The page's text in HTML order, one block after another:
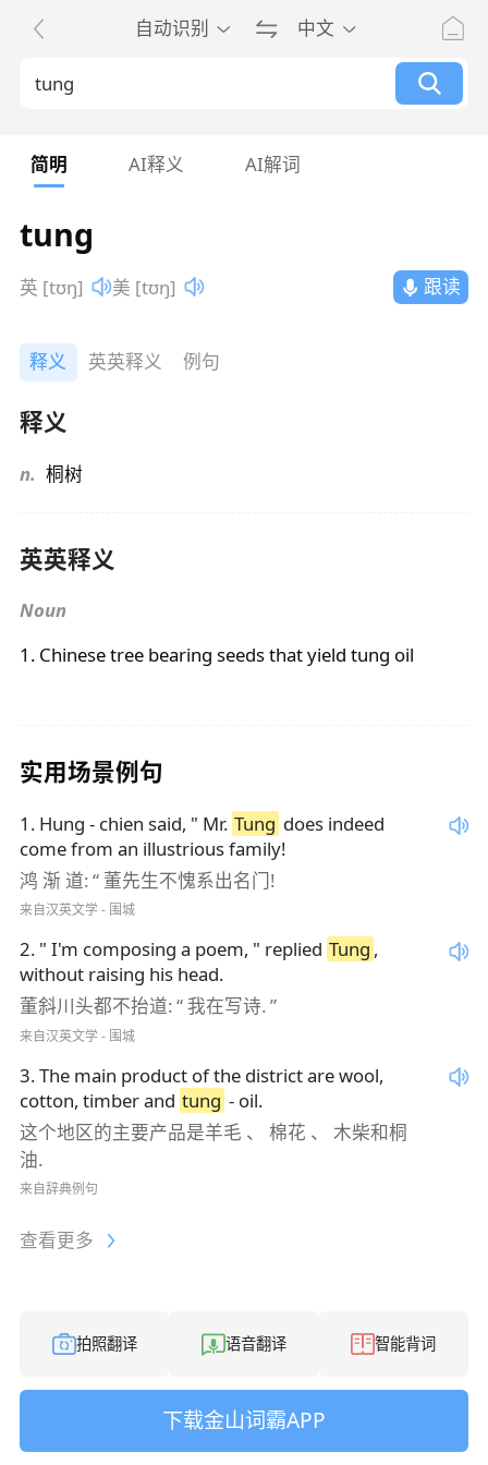
自动识别 中文
简明 AI释义 AI解词
tung
英 [tʊŋ] 美 [tʊŋ] 跟读
释义 英英释义 例句
释义
n. 桐树
英英释义
Noun
1. Chinese tree bearing seeds that yield tung oil
实用场景例句
1 . Hung - chien said, " Mr. Tung does indeed
come from an illustrious family!
鸿 渐 道: “ 董先生不愧系出名门!
来自汉英文学 - 围城
2. " I'm composing a poem, " replied Tung ,
without raising his head.
董斜川头都不抬道: “ 我在写诗. ”
来自汉英文学 - 围城
3.The main product of the district are wool,
cotton, timber and tung - oil.
这个地区的主要产品是羊毛 、 棉花 、 木柴和桐
油.
来自辞典例句
查看更多
拍照翻译 语音翻译 智能背词
下载金山词霸APP